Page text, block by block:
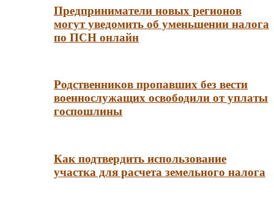
Предприниматели новых регионов
могут уведомить об уменьшении налога
по ПСН онлайн
Родственников пропавших без вести
военнослужащих освободили от уплаты
госпошлины
Как подтвердить использование
участка для расчета земельного налога